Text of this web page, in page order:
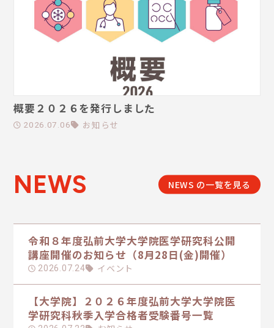
概要２０２６を発行しました
2026.07.06 お知らせ
NEWS NEWS の一覧を見る
令和８年度弘前大学大学院医学研究科公開
講座開催のお知らせ（8月28日(金)開催）
2026.07.24 イベント
【大学院】２０２６年度弘前大学大学院医
学研究科秋季入学合格者受験番号一覧